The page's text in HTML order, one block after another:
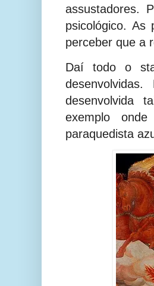
assustadores.
psicológico. As
perceber que a
Daí todo o
desenvolvida
exemplo
paraquedista